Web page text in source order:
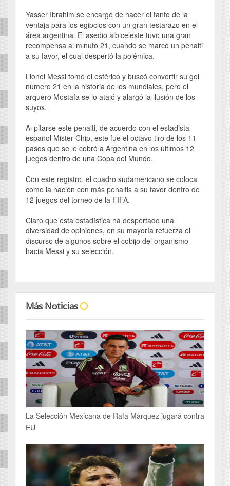
Yasser Ibrahim se encargó de hacer el tanto de la
ventaja para los egipcios con un gran testarazo en el
área argentina. El asedio albiceleste tuvo una gran
recompensa al minuto 21, cuando se marcó un penalti
a su favor, el cual despertó la polémica.
Lionel Messi tomó el esférico y buscó convertir su gol
número 21 en la historia de los mundiales, pero el
arquero Mostafa se lo atajó y alargó la ilusión de los
suyos.
Al pitarse este penalti, de acuerdo con el estadista
español Mister Chip, este fue el octavo tiro de los 11
pasos que se le cobró a Argentina en los últimos 12
juegos dentro de una Copa del Mundo.
Con este registro, el cuadro sudamericano se coloca
como la nación con más penaltis a su favor dentro de
12 juegos del torneo de la FIFA.
Claro que esta estadística ha despertado una
diversidad de opiniones, en su mayoría refuerza el
discurso de algunos sobre el cobijo del organismo
hacia Messi y su selección.
Más Noticias
La Selección Mexicana de Rafa Márquez jugará contra
EU